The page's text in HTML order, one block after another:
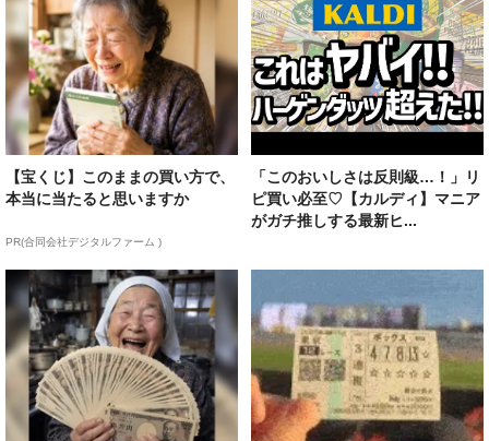
【宝くじ】このままの買い方で、
本当に当たると思いますか
PR(合同会社デジタルファーム )
「このおいしさは反則級…！」リ
ピ買い必至♡【カルディ】マニア
がガチ推しする最新ヒ...